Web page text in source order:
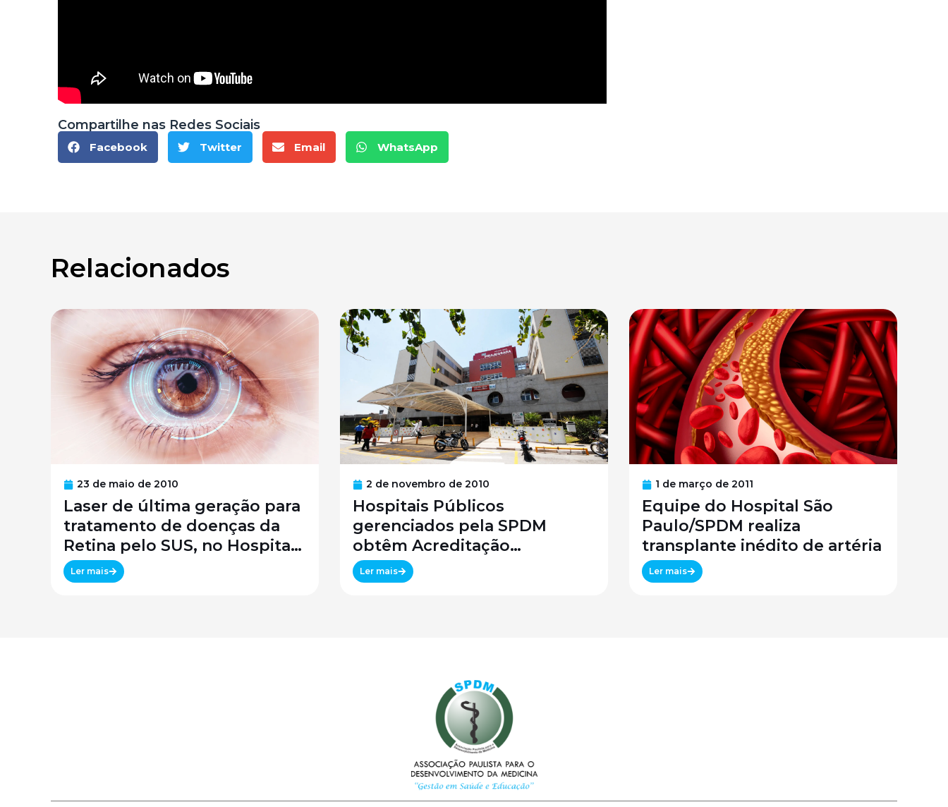
Compartilhe nas Redes Sociais
Facebook Twitter Email WhatsApp
Relacionados
23 de maio de 2010
Laser de última geração para
tratamento de doenças da
Retina pelo SUS, no Hospital
São Paulo / SPDM / UNIFESP
Ler mais
2 de novembro de 2010
Hospitais Públicos
gerenciados pela SPDM
obtêm Acreditação
Canadense
Ler mais
1 de março de 2011
Equipe do Hospital São
Paulo/SPDM realiza
transplante inédito de artéria
Ler mais